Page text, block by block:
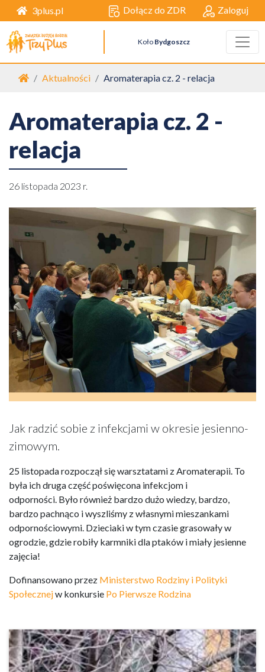
3plus.pl Dołącz do ZDR Zaloguj
Koło Bydgoszcz
Strona główna
Aktualności Aromaterapia cz. 2 - relacja
Aromaterapia cz. 2 -
relacja
26 listopada 2023 r.
Jak radzić sobie z infekcjami w okresie jesienno-
zimowym.
25 listopada rozpoczął się warsztatami z Aromaterapii. To
była ich druga część poświęcona infekcjom i
odporności. Było również bardzo dużo wiedzy, bardzo,
bardzo pachnąco i wyszliśmy z własnymi mieszankami
odpornościowymi. Dzieciaki w tym czasie grasowały w
ogrodzie, gdzie robiły karmniki dla ptaków i miały jesienne
zajęcia!
Dofinansowano przez Ministerstwo Rodziny i Polityki
Społecznejw konkursie Po Pierwsze Rodzina